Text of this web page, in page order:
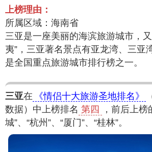
上榜理由：
所属区域：海南省
三亚是一座美丽的海滨旅游城市，
夷”，三亚著名景点有亚龙湾、三亚
是全国重点旅游城市排行榜之一。
三亚在 《情侣十大旅游圣地排名》
数据）中上榜排名 第四
，前后上
城”、“杭州”、“厦门”、“桂林”。